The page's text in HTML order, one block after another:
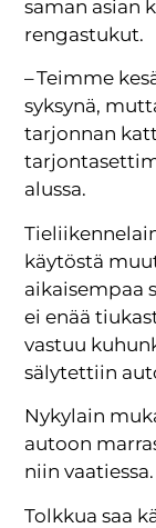
saman asian
rengastukut.
– Teimme
syksynä,
tarjonnan
alussa.
käytöstä
aikaisempaa
ei enää
vastuu
sälytettiin
Nykylain
autoon
niin vaatiessa.
Tolkkua saa